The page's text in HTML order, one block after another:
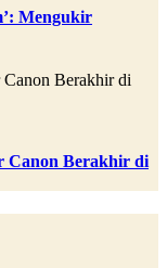
Mengukir
Canon Berakhir di